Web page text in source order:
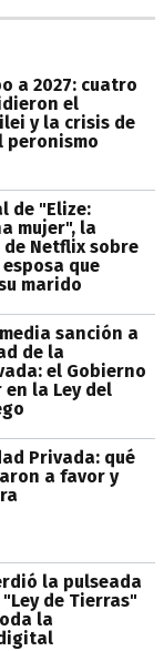
a 2027: cuatro
el
y la crisis de
peronismo
de "Elize:
mujer", la
Netflix sobre
que
marido
sanción a
de la
el Gobierno
en la Ley del
Privada: qué
a favor y
la pulseada
de Tierras"
la